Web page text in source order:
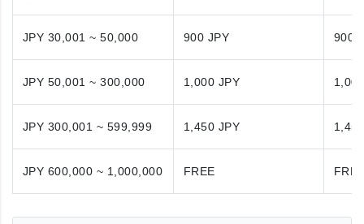
JPY 30,001 ~ 50,000 900 JPY 900
JPY 50,001 ~ 300,000 1,000 JPY
JPY 300,001 ~ 599,999 1,450 JPY
JPY 600,000 ~ 1,000,000 FREE